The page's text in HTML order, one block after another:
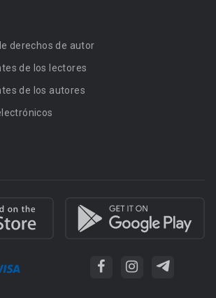
derechos de autor
de los lectores
de los autores